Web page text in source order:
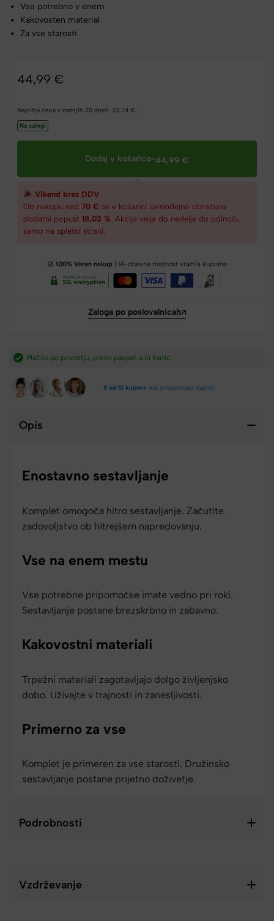
Vse potrebno v enem
Kakovosten material
Za vse starosti
44,99 €
Najnižja cena v zadnjih 30 dneh: 33,74 €
Na zalogi
Dodaj v košarico-44,99 €
Vikend brez DDV
Ob nakupu nad 70 € se v košarici samodejno obračuna
dodatni popust 18,03 % . Akcija velja do nedelje do polnoči,
samo na spletni strani.
100% Varen nakup | 14-dnevna možnost vračila kupnine
Zaloga po poslovalnicah
Hitra dostava iz Slovenije v 2-4 dneh.​
8 od 10 kupcev nas priporočajo naprej!
Opis
Enostavno sestavljanje
Komplet omogoča hitro sestavljanje. Začutite
zadovoljstvo ob hitrejšem napredovanju.
Vse na enem mestu
Vse potrebne pripomočke imate vedno pri roki.
Sestavljanje postane brezskrbno in zabavno.
Kakovostni materiali
Trpežni materiali zagotavljajo dolgo življenjsko
dobo. Uživajte v trajnosti in zanesljivosti.
Primerno za vse
Komplet je primeren za vse starosti. Družinsko
sestavljanje postane prijetno doživetje.
Podrobnosti
Vzdrževanje